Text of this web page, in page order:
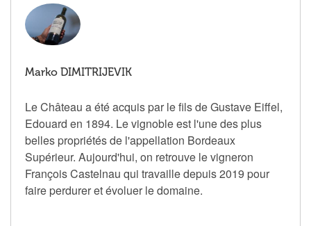
Marko DIMITRIJEVIK
Le Château a été acquis par le fils de Gustave Eiffel,
Edouard en 1894. Le vignoble est l'une des plus
belles propriétés de l'appellation Bordeaux
Supérieur. Aujourd'hui, on retrouve le vigneron
François Castelnau qui travaille depuis 2019 pour
faire perdurer et évoluer le domaine.